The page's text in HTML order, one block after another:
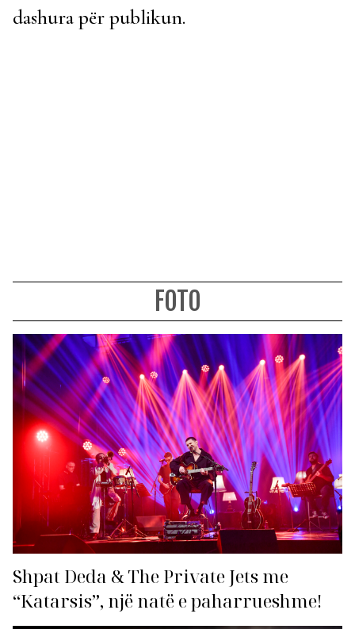
dashura për publikun.
FOTO
Shpat Deda & The Private Jets me
“Katarsis”, një natë e paharrueshme!